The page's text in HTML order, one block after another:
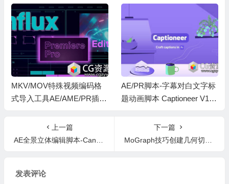
MKV/MOV特殊视频编码格
式导入工具AE/AME/PR插件
AE/PR脚本-字幕对白文字标
题动画脚本 Captioneer V1.8.
上一篇
AE全景立体编辑脚本-Canvas STK 1.06+使用教程
下一篇
MoGraph技巧创建几何切片C4D教程Cinema 4D – Creating a Geometry Slicer Tutorial
发表评论